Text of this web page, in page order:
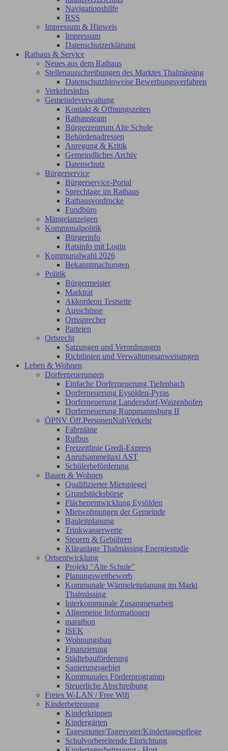
Navigationshilfe
RSS
Impressum & Hinweis
Impressum
Datenschutzerklärung
Rathaus & Service
Neues aus dem Rathaus
Stellenausschreibungen des Marktes Thalmässing
Datenschutzhinweise Bewerbungsverfahren
Verkehrsinfos
Gemeindeverwaltung
Kontakt & Öffnungszeiten
Rathausteam
Bürgerzentrum Alte Schule
Behördenadressen
Anregung & Kritik
Gemeindliches Archiv
Datenschutz
Bürgerservice
Bürgerservice-Portal
Sprechtage im Rathaus
Rathausvordrucke
Fundbüro
Mängelanzeigen
Kommunalpolitik
Bürgerinfo
Ratsinfo mit Login
Kommunalwahl 2026
Bekanntmachungen
Politik
Bürgermeister
Marktrat
Akkordeon Testseite
Ausschüsse
Ortssprecher
Parteien
Ortsrecht
Satzungen und Verordnungen
Richtlinien und Verwaltungsanweisungen
Leben & Wohnen
Dorferneuerungen
Einfache Dorferneuerung Tiefenbach
Dorferneuerung Eysölden-Pyras
Dorferneuerung Landersdorf-Waizenhofen
Dorferneuerung Ruppmannsburg II
ÖPNV Öff.PersonenNahVerkehr
Fahrpläne
Rufbus
Freizeitlinie Gredl-Express
Anrufsammeltaxi AST
Schülerbeförderung
Bauen & Wohnen
Qualifizierter Mietspiegel
Grundstücksbörse
Flächenentwicklung Eysölden
Mietwohnungen der Gemeinde
Bauleitplanung
Trinkwasserwerte
Steuern & Gebühren
Kläranlage Thalmässing Energiestudie
Ortsentwicklung
Projekt "Alte Schule"
Planungswettbewerb
Kommunale Wärmeleitplanung im Markt
Thalmässing
Interkommunale Zusammenarbeit
Allgemeine Informationen
marathon
ISEK
Wohnungsbau
Finanzierung
Städtebauförderung
Sanierungsgebiet
Kommunales Förderprogramm
Steuerliche Abschreibung
Freies W-LAN / Free Wifi
Kinderbetreuung
Kinderkrippen
Kindergärten
Tagesmutter/Tagesvater/Kindertagespflege
Schulvorbereitende Einrichtung